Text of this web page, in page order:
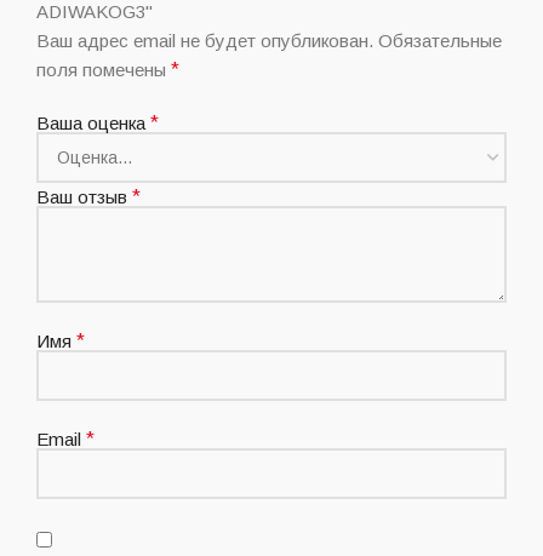
ADIWAKOG3"
Ваш адрес email не будет опубликован. Обязательные
поля помечены *
Ваша оценка *
Ваш отзыв *
Имя *
Email *